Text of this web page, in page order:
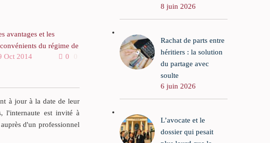
avantages et les
du régime de
communauté universelle
le régime de la
universelle.
leurs biens présents et
sont mis en
0 0
Oct 2014
La location aux loyers
minorés, constitutive d’une
donation indirecte
rapportable
Nicole fait valoir que sa
mère Monique avait loué
Brigitte, pour un loyer
minoré de presque la moitié
0 0
01 Sep 2025
à jour à la date de leur
l'internaute est invité à
d'un professionnel
8 juin 2026
Rachat de parts entre
héritiers : la solution
du partage avec
soulte
6 juin 2026
L’avocate et le
dossier qui pesait